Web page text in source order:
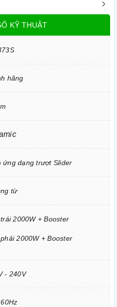
điện năng.
thiết bịbếpgia tăng nhiệt
KỸ THUẬT
hãng
ứng dạng trượt Slider
từ
2000W + Booster
2000W + Booster
- 240V